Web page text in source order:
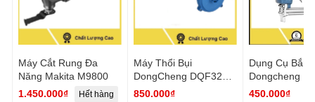
Máy Cắt Rung Đa
Năng Makita M9800
1.450.000₫
Hết hàng
Máy Thổi Bụi
DongCheng DQF32
(Q1F-FF-32)
850.000₫
Dụng Cụ Bắn Đinh U
Dongcheng
1013J
450.000₫